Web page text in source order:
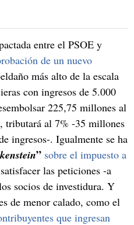
entre el PSOE y
de un nuevo
más alto de la escala
con ingresos de 5.000
225,75 millones al
tributará al 7% -35 millones
ingresos-. Igualmente se ha
” sobre el impuesto a
las peticiones -a
socios de investidura. Y
de menor calado, como el
que ingresan